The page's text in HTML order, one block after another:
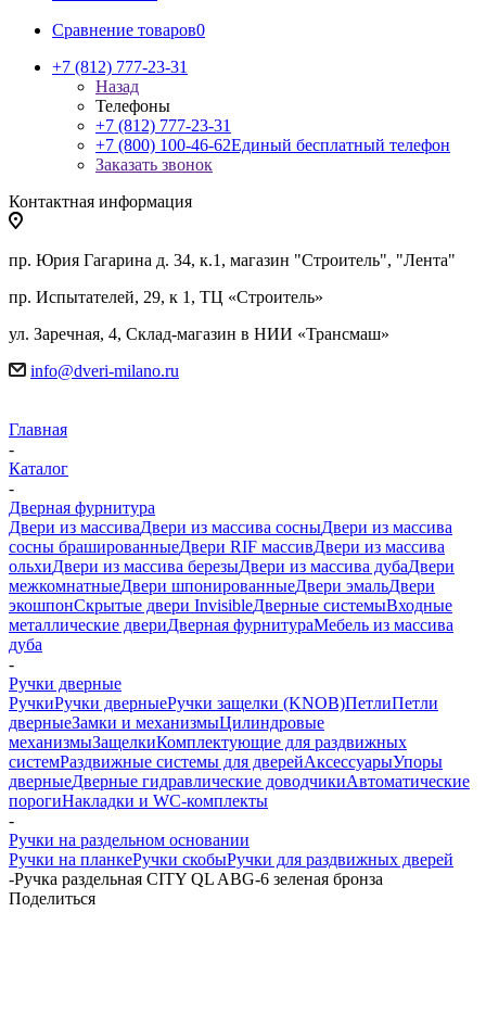
Сравнение товаров0
+7 (812) 777-23-31
Назад
Телефоны
+7 (812) 777-23-31
+7 (800) 100-46-62Единый бесплатный телефон
Заказать звонок
Контактная информация
пр. Юрия Гагарина д. 34, к.1, магазин "Строитель", "Лента"
пр. Испытателей, 29, к 1, ТЦ «Строитель»
ул. Заречная, 4, Склад-магазин в НИИ «Трансмаш»
info@dveri-milano.ru
Главная
-
Каталог
-
Дверная фурнитура
Двери из массиваДвери из массива сосныДвери из массива
сосны брашированныеДвери RIF массивДвери из массива
ольхиДвери из массива березыДвери из массива дубаДвери
межкомнатныеДвери шпонированныеДвери эмальДвери
экошпонСкрытые двери InvisibleДверные системыВходные
металлические двериДверная фурнитураМебель из массива
дуба
-
Ручки дверные
РучкиРучки дверныеРучки защелки (KNOB)ПетлиПетли
дверныеЗамки и механизмыЦилиндровые
механизмыЗащелкиКомплектующие для раздвижных
системРаздвижные системы для дверейАксессуарыУпоры
дверныеДверные гидравлические доводчикиАвтоматические
порогиНакладки и WC-комплекты
-
Ручки на раздельном основании
Ручки на планкеРучки скобыРучки для раздвижных дверей
-Ручка раздельная CITY QL ABG-6 зеленая бронза
Поделиться